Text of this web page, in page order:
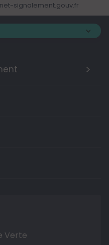
signalement.gouv.fr
>
Verte